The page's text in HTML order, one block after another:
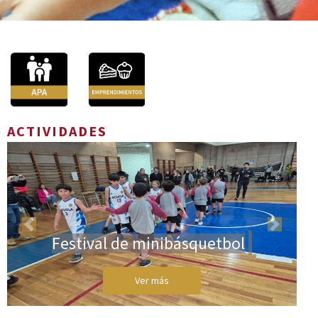
ACTIVIDADES
Festival de minibásquetbol
Ver más
Previous Next